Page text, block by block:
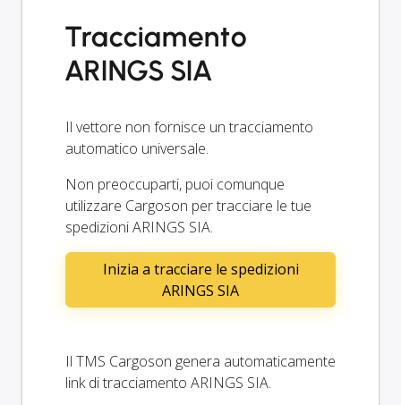
Tracciamento
ARINGS SIA
Il vettore non fornisce un tracciamento
automatico universale.
Non preoccuparti, puoi comunque
utilizzare Cargoson per tracciare le tue
spedizioni ARINGS SIA.
Inizia a tracciare le spedizioni
ARINGS SIA
Il TMS Cargoson genera automaticamente
link di tracciamento ARINGS SIA.